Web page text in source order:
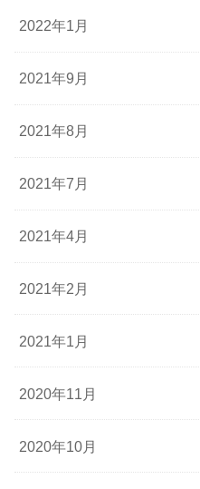
2022年1月
2021年9月
2021年8月
2021年7月
2021年4月
2021年2月
2021年1月
2020年11月
2020年10月